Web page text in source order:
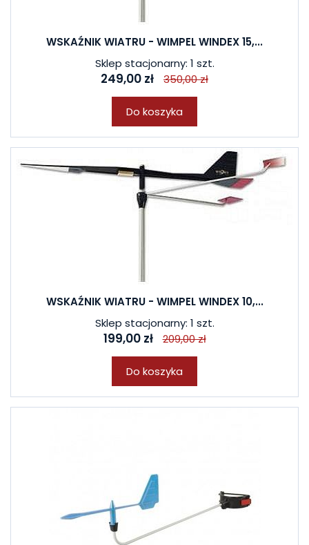
WSKAŹNIK WIATRU - WIMPEL WINDEX 15,...
Sklep stacjonarny: 1 szt.
249,00 zł 350,00 zł
Do koszyka
WSKAŹNIK WIATRU - WIMPEL WINDEX 10,...
Sklep stacjonarny: 1 szt.
199,00 zł 209,00 zł
Do koszyka